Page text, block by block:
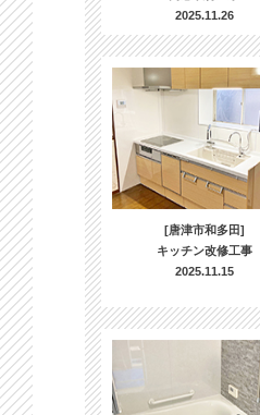
2025.11.26
[唐津市和多田]
キッチン改修工事
2025.11.15